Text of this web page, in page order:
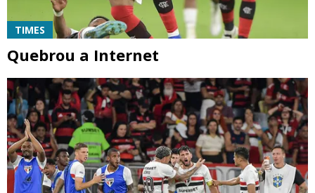
TIMES
Quebrou a Internet